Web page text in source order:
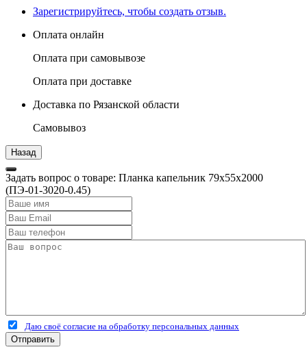
Зарегистрируйтесь, чтобы создать отзыв.
Оплата онлайн
Оплата при самовывозе
Оплата при доставке
Доставка по Рязанской области
Самовывоз
Задать вопрос о товаре: Планка капельник 79х55х2000
(ПЭ-01-3020-0.45)
Даю своё согласие на обработку персональных данных
Отправить